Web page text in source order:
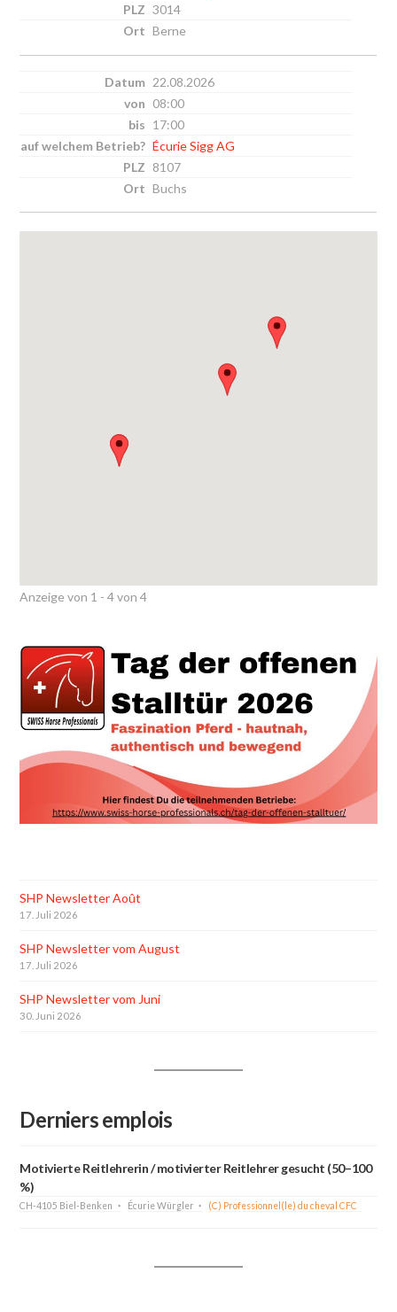
3014
Berne
22.08.2026
08:00
17:00
Écurie Sigg AG
8107
Buchs
Anzeige von 1 - 4 von 4
SHP Newsletter Août
17. Juli 2026
SHP Newsletter vom August
17. Juli 2026
SHP Newsletter vom Juni
30. Juni 2026
Derniers emplois
Motivierte Reitlehrerin / motivierter Reitlehrer gesucht (50–100
%)
CH-4105 Biel-Benken Écurie Würgler (C) Professionnel(le) du cheval CFC